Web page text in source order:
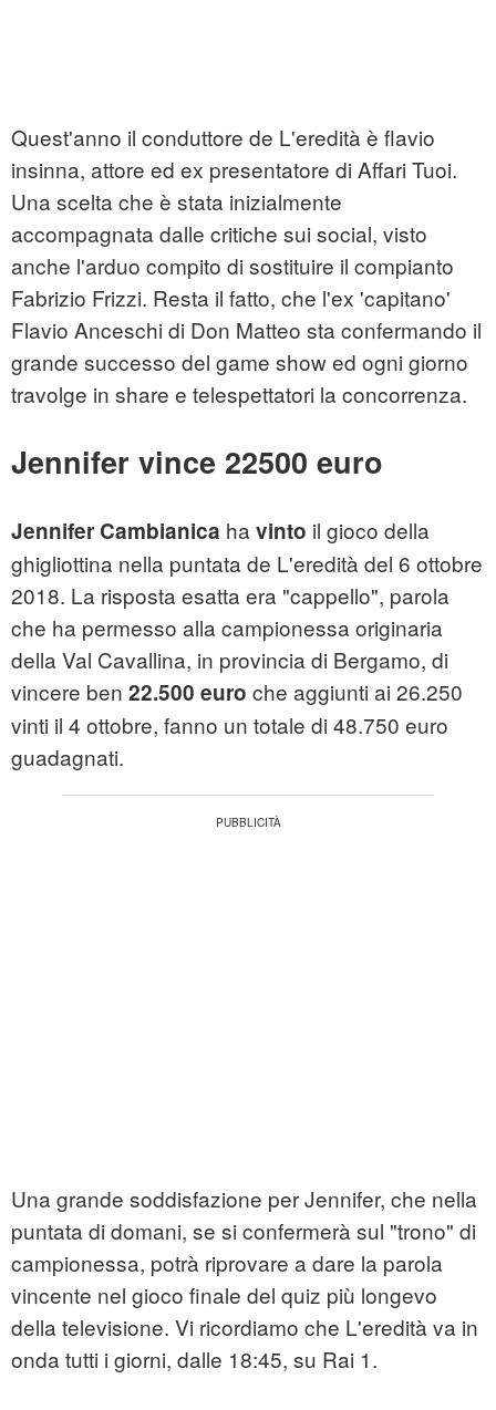
Quest'anno il conduttore de L'eredità è flavio
insinna, attore ed ex presentatore di Affari Tuoi.
Una scelta che è stata inizialmente
accompagnata dalle critiche sui social, visto
anche l'arduo compito di sostituire il compianto
Fabrizio Frizzi. Resta il fatto, che l'ex 'capitano'
Flavio Anceschi di Don Matteo sta confermando il
grande successo del game show ed ogni giorno
travolge in share e telespettatori la concorrenza.
Jennifer vince 22500 euro
Jennifer Cambianica ha vinto il gioco della
ghigliottina nella puntata de L'eredità del 6 ottobre
2018. La risposta esatta era "cappello", parola
che ha permesso alla campionessa originaria
della Val Cavallina, in provincia di Bergamo, di
vincere ben 22.500 euro che aggiunti ai 26.250
vinti il 4 ottobre, fanno un totale di 48.750 euro
guadagnati.
Una grande soddisfazione per Jennifer, che nella
puntata di domani, se si confermerà sul "trono" di
campionessa, potrà riprovare a dare la parola
vincente nel gioco finale del quiz più longevo
della televisione. Vi ricordiamo che L'eredità va in
onda tutti i giorni, dalle 18:45, su Rai 1.